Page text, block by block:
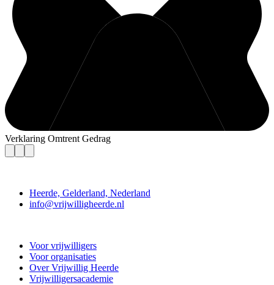
Verklaring Omtrent Gedrag
Heerde, Gelderland, Nederland
info@vrijwilligheerde.nl
Voor vrijwilligers
Voor organisaties
Over Vrijwillig Heerde
Vrijwilligersacademie